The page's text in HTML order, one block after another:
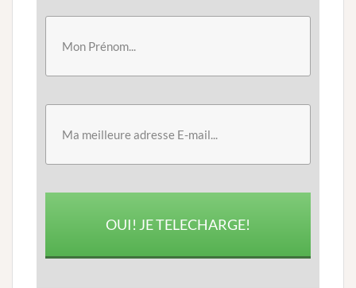
OUI! JE TELECHARGE!